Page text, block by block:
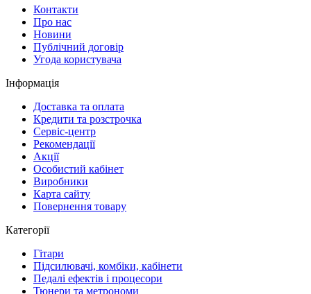
Контакти
Про нас
Новини
Публічний договір
Угода користувача
Інформація
Доставка та оплата
Кредити та розстрочка
Сервіc-центр
Рекомендації
Акції
Особистий кабінет
Виробники
Карта сайту
Повернення товару
Категорії
Гітари
Підсилювачі, комбіки, кабінети
Педалі ефектів і процесори
Тюнери та метрономи